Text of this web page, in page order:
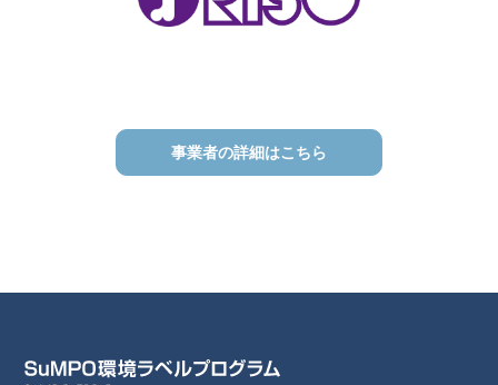
事業者の詳細はこちら